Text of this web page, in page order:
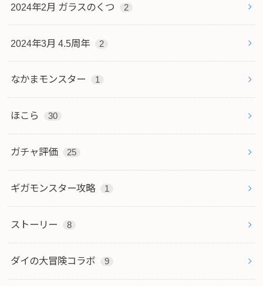
2024年2月 ガラスのくつ 2
2024年3月 4.5周年 2
なかまモンスター 1
ほこら 30
ガチャ評価 25
ギガモンスター攻略 1
ストーリー 8
ダイの大冒険コラボ 9